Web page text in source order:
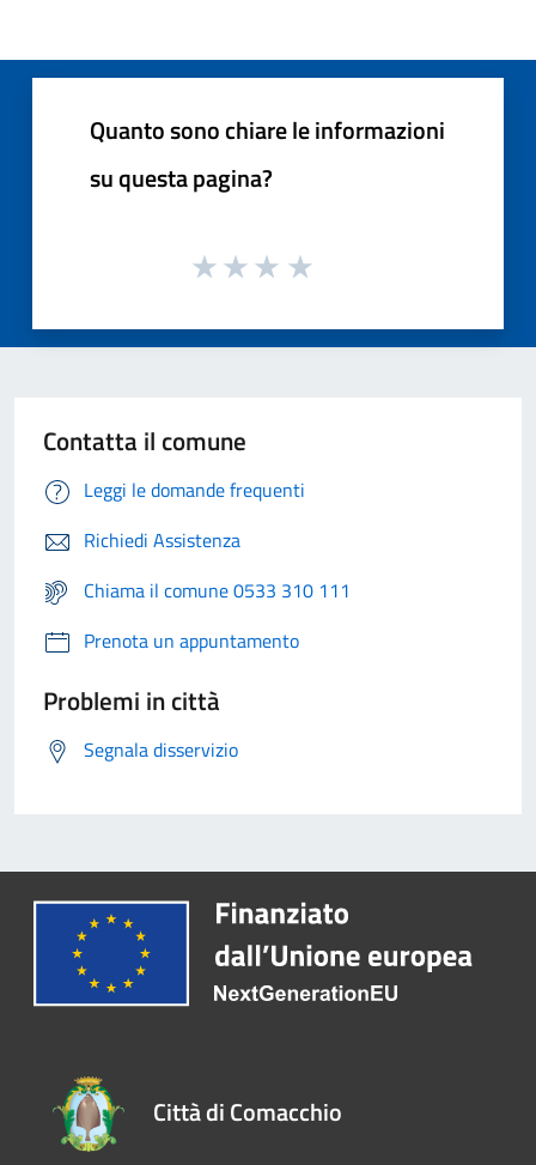
Quanto sono chiare le informazioni
su questa pagina?
Contatta il comune
Leggi le domande frequenti
Richiedi Assistenza
Chiama il comune 0533 310 111
Prenota un appuntamento
Problemi in città
Segnala disservizio
Città di Comacchio